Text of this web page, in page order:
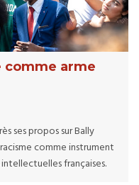
comme arme
ses propos sur Bally
comme instrument
françaises.